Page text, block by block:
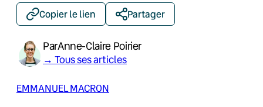
Copier le lien Partager
ParAnne-Claire Poirier
→ Tous ses articles
EMMANUEL MACRON